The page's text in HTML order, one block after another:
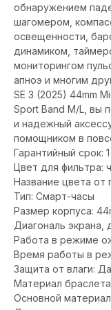
обнаружением
шагомером,
освещенности,
динамиком,
мониторингом
апноэ и многим
SE 3 (2025) 44mm
Sport Band M/L, вы
и надежный
помощником в
Гарантийный срок:
Цвет для фильтра:
Название цвета от
Тип: Смарт-часы
Размер корпуса:
Диагональ экрана,
Работа в режиме
Время работы в
Защита от влаги: Да
Материал
Основной